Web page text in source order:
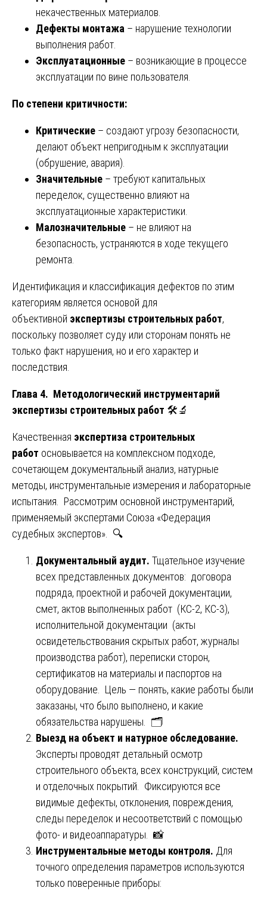
некачественных материалов.
Дефекты монтажа – нарушение технологии
выполнения работ.
Эксплуатационные – возникающие в процессе
эксплуатации по вине пользователя.
По степени критичности:
Критические – создают угрозу безопасности,
делают объект непригодным к эксплуатации
(обрушение, авария).
Значительные – требуют капитальных
переделок, существенно влияют на
эксплуатационные характеристики.
Малозначительные – не влияют на
безопасность, устраняются в ходе текущего
ремонта.
Идентификация и классификация дефектов по этим
категориям является основой для
объективной экспертизы строительных работ,
поскольку позволяет суду или сторонам понять не
только факт нарушения, но и его характер и
последствия.
Глава 4. Методологический инструментарий
экспертизы строительных работ 🛠️🔬
Качественная экспертиза строительных
работ основывается на комплексном подходе,
сочетающем документальный анализ, натурные
методы, инструментальные измерения и лабораторные
испытания. Рассмотрим основной инструментарий,
применяемый экспертами Союза «Федерация
судебных экспертов». 🔍
Документальный аудит. Тщательное изучение
всех представленных документов: договора
подряда, проектной и рабочей документации,
смет, актов выполненных работ (КС-2, КС-3),
исполнительной документации (акты
освидетельствования скрытых работ, журналы
производства работ), переписки сторон,
сертификатов на материалы и паспортов на
оборудование. Цель — понять, какие работы были
заказаны, что было выполнено, и какие
обязательства нарушены. 🗂️
Выезд на объект и натурное обследование.
Эксперты проводят детальный осмотр
строительного объекта, всех конструкций, систем
и отделочных покрытий. Фиксируются все
видимые дефекты, отклонения, повреждения,
следы переделок и несоответствий с помощью
фото- и видеоаппаратуры. 📸
Инструментальные методы контроля. Для
точного определения параметров используются
только поверенные приборы: